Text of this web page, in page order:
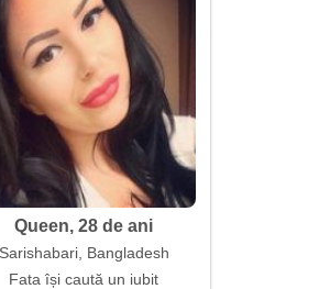
Queen, 28 de ani
Sarishabari, Bangladesh
Fata își caută un iubit